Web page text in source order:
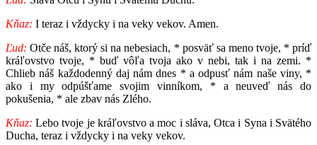
Kňaz: I teraz i vždycky i na veky vekov. Amen.
Ľud: Otče náš, ktorý si na nebesiach, * posväť sa meno tvoje, * príď
kráľovstvo tvoje, * buď vôľa tvoja ako v nebi, tak i na zemi. *
Chlieb náš každodenný daj nám dnes * a odpusť nám naše viny, *
ako i my odpúšťame svojim vinníkom, * a neuveď nás do
pokušenia, * ale zbav nás Zlého.
Kňaz: Lebo tvoje je kráľovstvo a moc i sláva, Otca i Syna i Svätého
Ducha, teraz i vždycky i na veky vekov.